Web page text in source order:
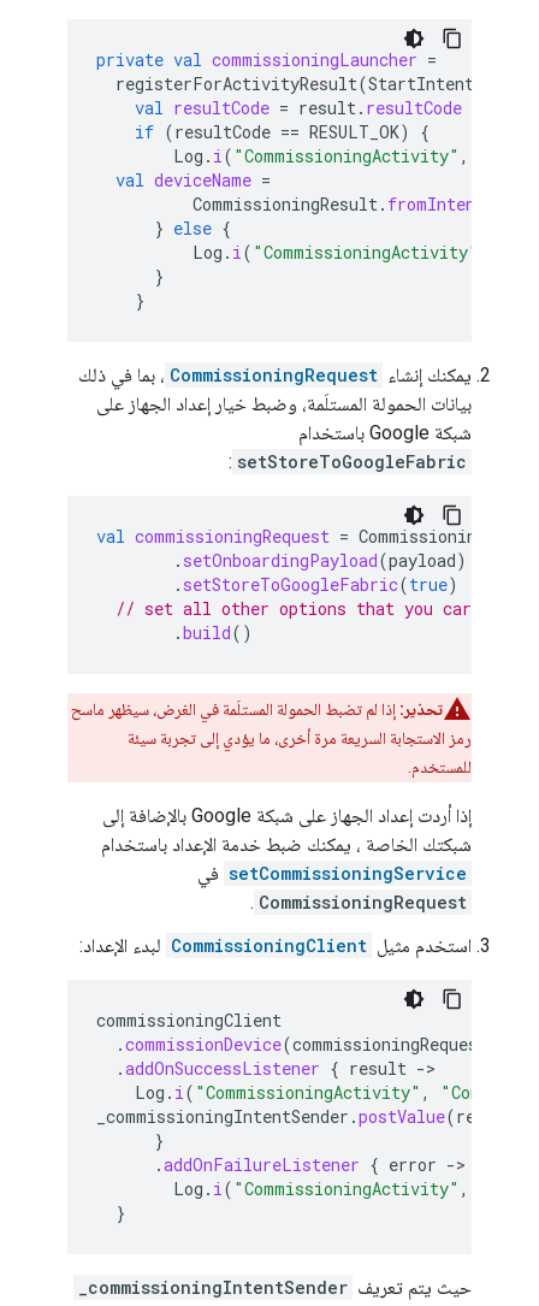
private val commissioningLauncher =
registerForActivityResult(
val resultCode = result. resultCode
if (resultCode == RESULT_OK)
{
Log . i( "CommissioningActivity" ,
val deviceName =
CommissioningResult.
} else {
Log . i( "CommissioningActivity"
}
}
يمكنك إنشاء CommissioningRequest ، بما في ذلك
بيانات الحمولة المستلَمة، وضبط خيار إعداد الجهاز على
شبكة Google باستخدام
setStoreToGoogleFabric
:
val commissioningRequest =
. setOnboardingPayload(payload)
. setStoreToGoogleFabric(true)
// set all other options that you care about
.build()
تحذير: إذا لم تضبط الحمولة المستلَمة في الغرض، سيظهر ماسح
رمز الاستجابة السريعة مرة أخرى، ما يؤدي إلى تجربة سيئة
للمستخدم.
إذا أردت إعداد الجهاز على شبكة Google بالإضافة إلى
شبكتك الخاصة ، يمكنك ضبط خدمة الإعداد باستخدام
setCommissioningService في
CommissioningRequest
.
استخدم مثيل CommissioningClient لبدء الإعداد:
commissioningClient
.commissionDevice(commissioningRequest
.addOnSuccessListener { result -
Log . i( "CommissioningActivity" ,
_commissioningIntentSender .postValue(result
}
.addOnFailureListener { error -
Log . i( "CommissioningActivity" ,
}
حيث يتم تعريف _commissioningIntentSender